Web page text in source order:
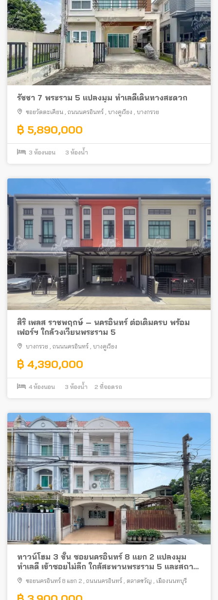
รัชชา 7 พระราม 5 แปลงมุม ทำเลดีเดินทางสะดวก
ซอยวัดตะเคียน ถนนนครอินทร์ บางคูเวียง บางกรวย
฿ 5,890,000
3 ห้องนอน 3 ห้องน้ำ
สิริ เพลส ราชพฤกษ์ – นครอินทร์ ต่อเติมครบ พร้อม
เฟอร์ฯ ใกล้วงเวียนพระราม 5
บางกรวย ถนนนครอินทร์ บางคูเวียง
฿ 4,390,000
4 ห้องนอน 3 ห้องน้ำ 2 ที่จอดรถ
ทาวน์โฮม 3 ชั้น ซอยนครอินทร์ 8 แยก 2 แปลงมุม
ทำเลดี เข้าซอยไม่ลึก ใกล้สะพานพระราม 5 และสถานี
รถไฟฟ้า
ซอยนครอินทร์ 8 แยก 2 ถนนนครอินทร์ ตลาดขวัญ เมืองนนทบุรี